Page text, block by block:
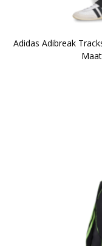
Adidas Adibreak